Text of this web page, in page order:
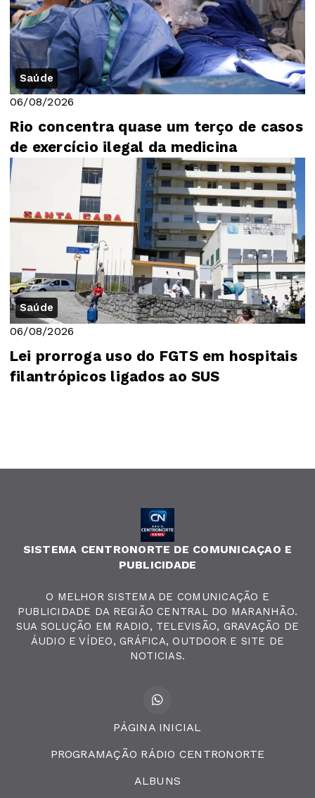
Saúde
06/08/2026
Rio concentra quase um terço de casos
de exercício ilegal da medicina
Saúde
06/08/2026
Lei prorroga uso do FGTS em hospitais
filantrópicos ligados ao SUS
SISTEMA CENTRONORTE DE COMUNICAÇAO E
PUBLICIDADE
O MELHOR SISTEMA DE COMUNICAÇÃO E
PUBLICIDADE DA REGIÃO CENTRAL DO MARANHÃO.
SUA SOLUÇÃO EM RADIO, TELEVISÃO, GRAVAÇÃO DE
ÁUDIO E VÍDEO, GRÁFICA, OUTDOOR E SITE DE
NOTICIAS.
PÁGINA INICIAL
PROGRAMAÇÃO RÁDIO CENTRONORTE
ALBUNS